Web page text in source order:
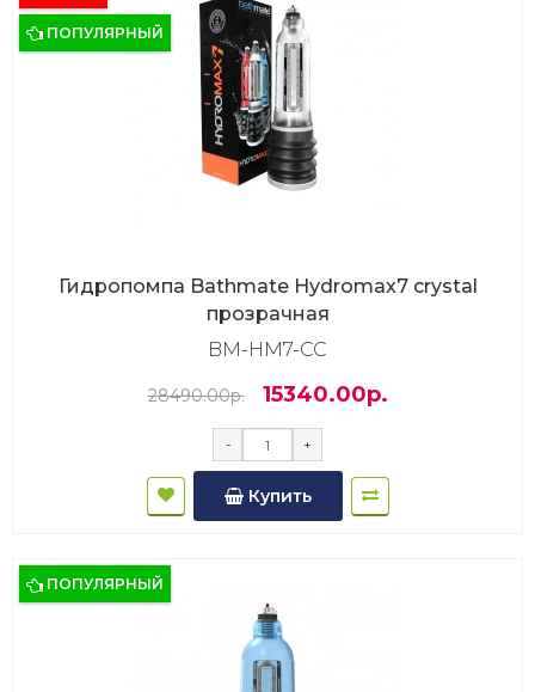
ПОПУЛЯРНЫЙ
Гидропомпа Bathmate Hydromax7 crystal
прозрачная
BM-HM7-CC
28490.00р. 15340.00р.
- +
Купить
ПОПУЛЯРНЫЙ